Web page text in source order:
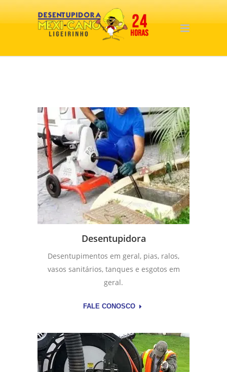
Desentupidora
Desentupimentos em geral, pias, ralos,
vasos sanitários, tanques e esgotos em
geral.
FALE CONOSCO